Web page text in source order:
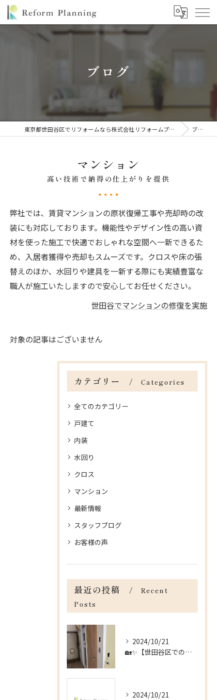
ブログ
東京都世田谷区でリフォームなら株式会社リフォームプランニング ブログ
マンション
高い技術で納得の仕上がりを提供
弊社では、賃貸マンションの原状復帰工事や売却時の改
装にも対応しております。機能性やデザイン性の高い資
材を使った施工で快適でおしゃれな空間へ一新できるた
め、入居者獲得や売却もスムーズです。クロスや床の張
替えのほか、水回りや建具を一新する際にも実績豊富な
職人が施工いたしますので安心してお任せください。
世田谷でマンションの修復を実施
対象の記事はございません
カテゴリー Categories
全てのカテゴリー
戸建て
内装
水回り
クロス
マンション
最新情報
スタッフブログ
お客様の声
最近の投稿
Recent
Posts
2024/10/21
🏡✨【世田谷区でのリフォームのお手伝い】✨🏡
2024/10/21